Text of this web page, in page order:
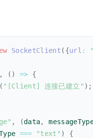
SocketClient ( {url :
, ( ) =>
{
( "[Client] 连接已建立" ) ;
, (data,
=== "text" )
{